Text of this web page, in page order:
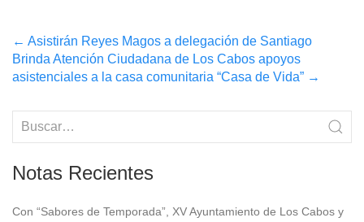
Post
navigation
← Asistirán Reyes Magos a delegación de Santiago
Brinda Atención Ciudadana de Los Cabos apoyos
asistenciales a la casa comunitaria “Casa de Vida” →
Notas Recientes
Con “Sabores de Temporada”, XV Ayuntamiento de Los Cabos y